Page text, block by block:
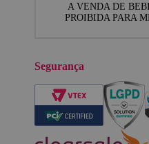
A VENDA DE
PROIBIDA PARA
Segurança